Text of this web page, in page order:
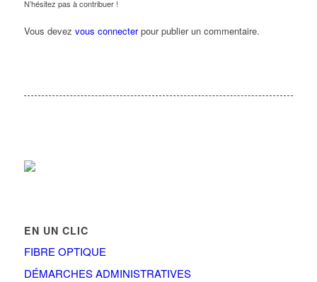
N’hésitez pas à contribuer !
Vous devez vous connecterpour publier un commentaire.
EN UN CLIC
FIBRE OPTIQUE
DÉMARCHES ADMINISTRATIVES